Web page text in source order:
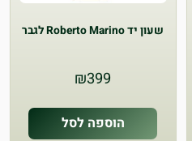
שעון יד Roberto Marino לגבר
₪399
הוספה לסל